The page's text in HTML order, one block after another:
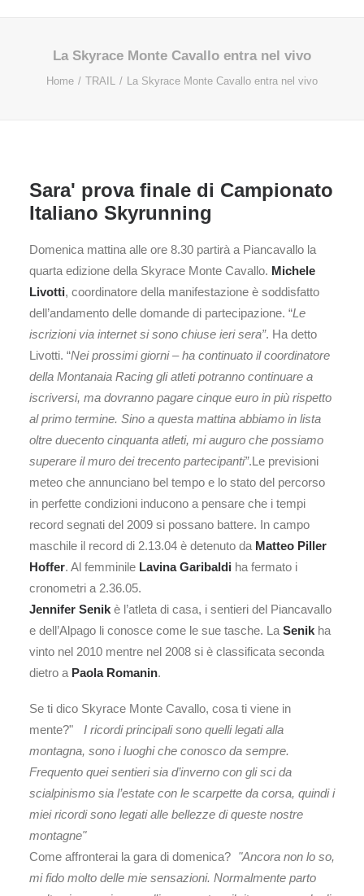
La Skyrace Monte Cavallo entra nel vivo
Home TRAIL La Skyrace Monte Cavallo entra nel vivo
Sara' prova finale di Campionato
Italiano Skyrunning
Domenica mattina alle ore 8.30 partirà a Piancavallo la
quarta edizione della Skyrace Monte Cavallo. Michele
Livotti, coordinatore della manifestazione è soddisfatto
dell’andamento delle domande di partecipazione. “Le
iscrizioni via internet si sono chiuse ieri sera”. Ha detto
Livotti. “Nei prossimi giorni – ha continuato il coordinatore
della Montanaia Racing gli atleti potranno continuare a
iscriversi, ma dovranno pagare cinque euro in più rispetto
al primo termine. Sino a questa mattina abbiamo in lista
oltre duecento cinquanta atleti, mi auguro che possiamo
superare il muro dei trecento partecipanti”.Le previsioni
meteo che annunciano bel tempo e lo stato del percorso
in perfette condizioni inducono a pensare che i tempi
record segnati del 2009 si possano battere. In campo
maschile il record di 2.13.04 è detenuto da Matteo Piller
Hoffer. Al femminile Lavina Garibaldi ha fermato i
cronometri a 2.36.05.
Jennifer Senik è l’atleta di casa, i sentieri del Piancavallo
e dell’Alpago li conosce come le sue tasche. La Senik ha
vinto nel 2010 mentre nel 2008 si è classificata seconda
dietro a Paola Romanin.
Se ti dico Skyrace Monte Cavallo, cosa ti viene in
mente?" I ricordi principali sono quelli legati alla
montagna, sono i luoghi che conosco da sempre.
Frequento quei sentieri sia d’inverno con gli sci da
scialpinismo sia l’estate con le scarpette da corsa, quindi i
miei ricordi sono legati alle bellezze di queste nostre
montagne"
Come affronterai la gara di domenica? "Ancora non lo so,
mi fido molto delle mie sensazioni. Normalmente parto